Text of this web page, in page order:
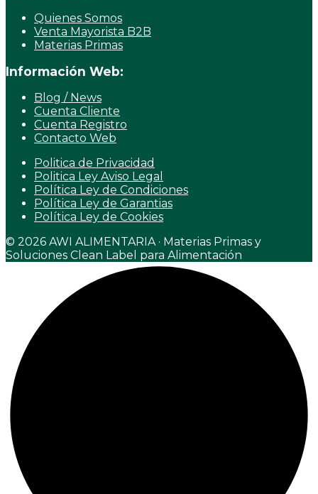
Quienes Somos
Venta Mayorista B2B
Materias Primas
Información Web:
Blog / News
Cuenta Cliente
Cuenta Registro
Contacto Web
Politica de Privacidad
Politica Ley Aviso Legal
Política Ley de Condiciones
Política Ley de Garantias
Política Ley de Cookies
© 2026 AWI ALIMENTARIA · Materias Primas y
Soluciones Clean Label para Alimentación